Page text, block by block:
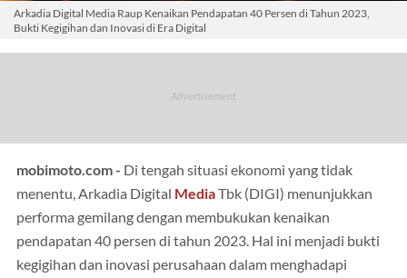
Arkadia Digital Media Raup Kenaikan Pendapatan 40 Persen di Tahun 2023,
Bukti Kegigihan dan Inovasi di Era Digital
mobimoto.com - Di tengah situasi ekonomi yang tidak
menentu, Arkadia Digital MediaTbk (DIGI) menunjukkan
performa gemilang dengan membukukan kenaikan
pendapatan 40 persen di tahun 2023. Hal ini menjadi bukti
kegigihan dan inovasi perusahaan dalam menghadapi